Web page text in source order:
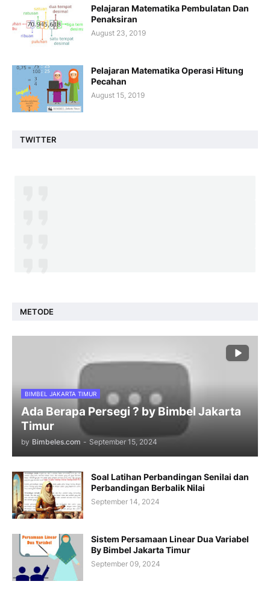
Pelajaran Matematika Pembulatan Dan
Penaksiran
August 23, 2019
Pelajaran Matematika Operasi Hitung
Pecahan
August 15, 2019
TWITTER
METODE
BIMBEL JAKARTA TIMUR
Ada Berapa Persegi ? by Bimbel Jakarta
Timur
by Bimbeles.com - September 15, 2024
Soal Latihan Perbandingan Senilai dan
Perbandingan Berbalik Nilai
September 14, 2024
Sistem Persamaan Linear Dua Variabel
By Bimbel Jakarta Timur
September 09, 2024